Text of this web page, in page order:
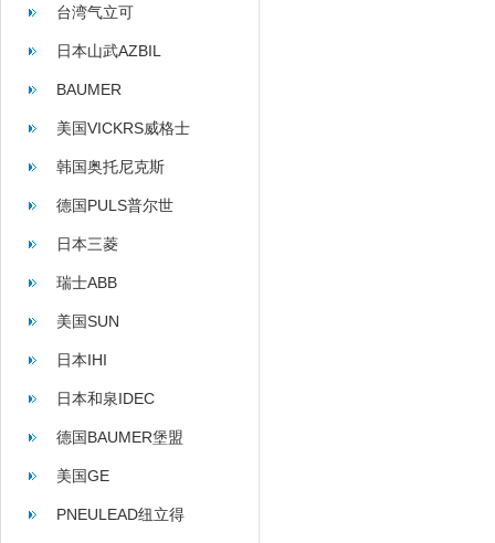
台湾气立可
日本山武AZBIL
BAUMER
美国VICKRS威格士
韩国奥托尼克斯
AUTONICS
德国PULS普尔世
日本三菱
瑞士ABB
美国SUN
日本IHI
日本和泉IDEC
德国BAUMER堡盟
美国GE
PNEULEAD纽立得